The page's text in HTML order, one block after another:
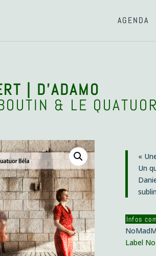
AGENDA
| D’ADAMO
& LE
«
Un
Infos
Label